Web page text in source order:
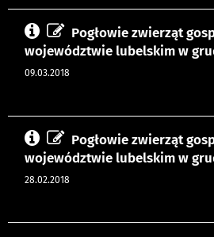
Pogłowie zwierząt
województwie lubelskim w
09.03.2018
Pogłowie zwierząt
województwie lubelskim w
28.02.2018